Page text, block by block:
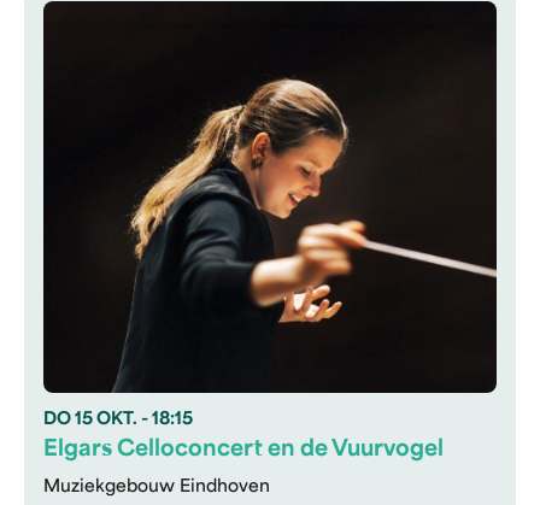
DO 15 OKT. - 18:15
Muziekgebouw Eindhoven
Elgars Celloconcert en de Vuurvogel